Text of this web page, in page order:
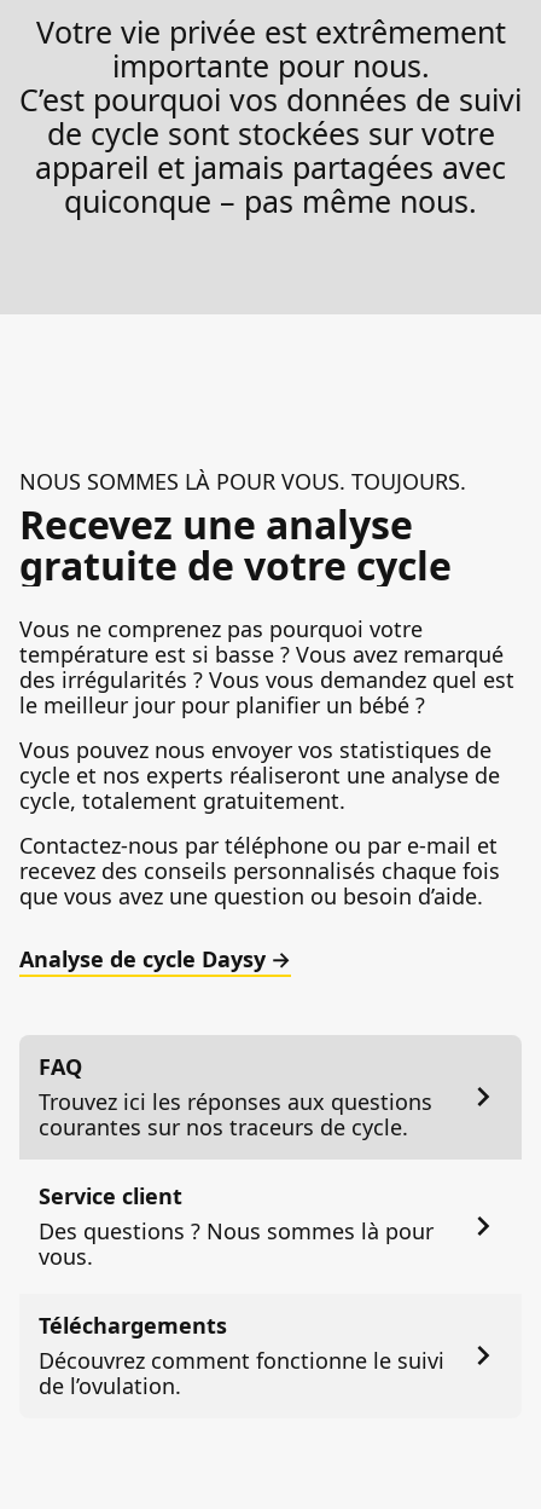
Votre vie privée est extrêmement
importante pour nous.
C’est pourquoi vos données de suivi
de cycle sont stockées sur votre
appareil et jamais partagées avec
quiconque – pas même nous.
NOUS SOMMES LÀ POUR VOUS. TOUJOURS.
Recevez une analyse
gratuite de votre cycle
Vous ne comprenez pas pourquoi votre
température est si basse ? Vous avez remarqué
des irrégularités ? Vous vous demandez quel est
le meilleur jour pour planifier un bébé ?
Vous pouvez nous envoyer vos statistiques de
cycle et nos experts réaliseront une analyse de
cycle, totalement gratuitement.
Contactez-nous par téléphone ou par e-mail et
recevez des conseils personnalisés chaque fois
que vous avez une question ou besoin d’aide.
Analyse de cycle Daysy
FAQ
Trouvez ici les réponses aux questions
courantes sur nos traceurs de cycle.
Service client
Des questions ? Nous sommes là pour
vous.
Téléchargements
Découvrez comment fonctionne le suivi
de l’ovulation.